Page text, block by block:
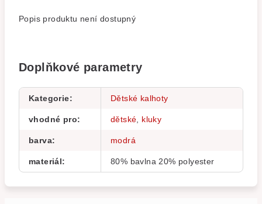
Popis produktu není dostupný
Doplňkové parametry
Kategorie: Dětské kalhoty
vhodné pro: dětské kluky
barva: modrá
materiál: 80% bavlna 20% polyester